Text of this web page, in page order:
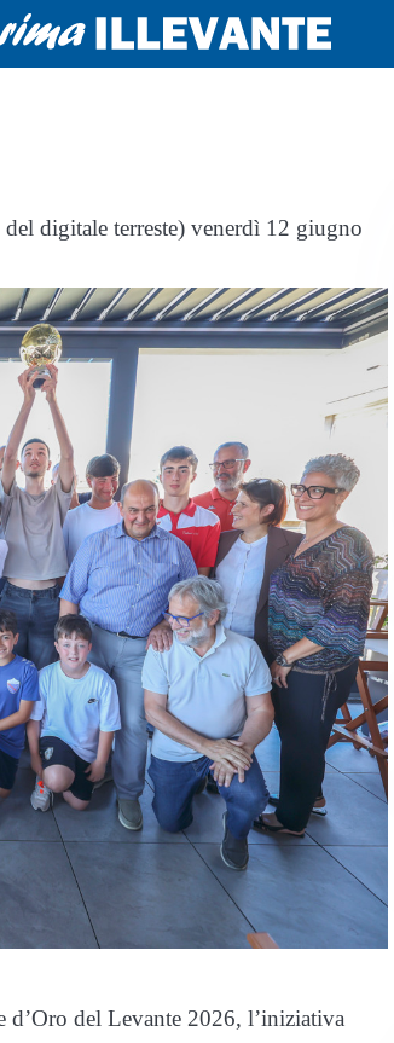
digitale terreste) venerdì 12 giugno
del Levante 2026, l’iniziativa